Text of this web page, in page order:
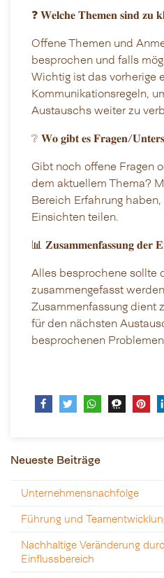
❓ 𝐖𝐞𝐥𝐜𝐡𝐞 𝐓𝐡𝐞𝐦𝐞𝐧 𝐬𝐢𝐧𝐝 𝐳𝐮
Offene Themen und
besprochen und falls
Wichtig ist das vorherige
Kommunikationsregeln,
Austauschs weiter zu
❔ 𝐖𝐨 𝐠𝐢𝐛𝐭 𝐞𝐬 𝐅𝐫𝐚𝐠𝐞𝐧/
Gibt noch offene Fragen
dem aktuellem Thema?
Bereich Erfahrung
Einsichten teilen.
📊 𝐙𝐮𝐬𝐚𝐦𝐦𝐞𝐧𝐟𝐚𝐬𝐬𝐮𝐧𝐠 𝐝𝐞𝐫
Alles besprochene sollte
zusammengefasst
Zusammenfassung dient
für den nächsten
besprochenen
Neueste Beiträge
Unternehmensnachfolge
Führung und
Nachhaltige Veränderung
Einflussbereich